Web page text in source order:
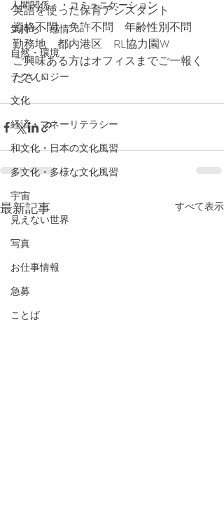
人間関係・・コミュニケーション
気持ち・感情
自然・環境
テクノロジー
文化
経済・マネーリテラシー
和文化・日本の文化風習
多文化・多様な文化風習
宇宙
見えない世界
写真
お仕事情報
急募
ことば
英語を使った保育アシスタント
資格不問　免許不問　年齢性別不問
勤務地　都内港区　RL協力園W
ご興味ある方はオフィスまでご一報く
ださい
最新記事 すべて表示